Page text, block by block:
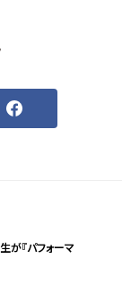
が『パフォーマ